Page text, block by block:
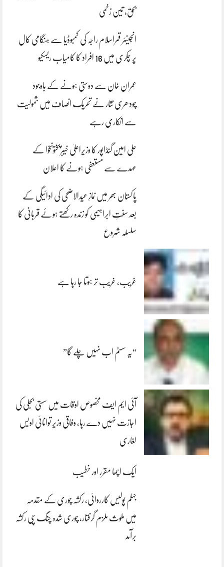
بحق، تین زخمی
انجینئر قمراسلام راجہ کی کمبوڈیا سے ہنگامی کال
پر چکری میں 16 افراد کا کامیاب ریسکیو
عمران خان سے دوستی ہونے کے باوجود
چودھری نثار نے تحریک انصاف میں شمولیت
سے انکاری رہے
علی امین گنڈاپور کا وزیراعلیٰ خیبرپختونخوا کے
عہدے سے مستعفی ہونے کا اعلان
پاکستان بھر میں نمازِ عیدالاضحی کی ادائیگی کے
بعد سنتِ ابراہیمی کو زندہ رکھتے ہوئے قربانی کا
سلسلہ شروع
غریب، غریب تر ہوتا جا رہا ہے
“یہ سسٹم اب نہیں چلے گا”
آئی ایم ایف مخصوص اوقات میں سستی بجلی کی
اجازت نہیں دے رہا، وفاقی وزیر توانائی اویس
لغاری
ایک اچھا مقرر اور خطیب
جہلم پولیس کارروائی، رکشہ چوری کے مقدمہ
میں ملوث ملزم گرفتار، چوری شدہ چنگ چی رکشہ
برآمد